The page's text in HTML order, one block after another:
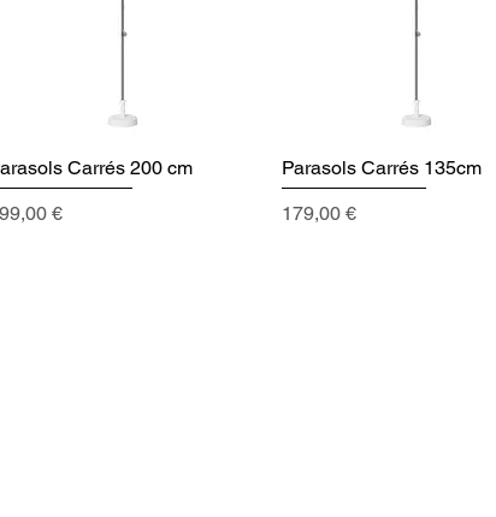
Aperçu rapide
Carrés 200 cm
€
Aperçu rapide
Parasols Carrés 135cm
Prix
179,00 €